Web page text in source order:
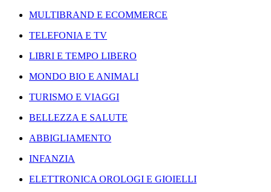
MULTIBRAND E ECOMMERCE
TELEFONIA E TV
LIBRI E TEMPO LIBERO
MONDO BIO E ANIMALI
TURISMO E VIAGGI
BELLEZZA E SALUTE
ABBIGLIAMENTO
INFANZIA
ELETTRONICA OROLOGI E GIOIELLI